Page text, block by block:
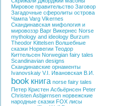
Мировое правительство Заговор
Загадочные сферолиты острова
Чампа Varg Vikernes
Скандинавская мифология и
мировоззр Варг Викернес Norse
mythology and ideology Burzum
Theodor Kittelsen Волшебные
сказки Норвегии Теодор
Киттельсен Norwegian fairy tales
Scandinavian designs
Скандинавские орнаменты
Ivanovskaiy V.I.
Ивановская В.И.
book книга norse fairy tales
Петер Кристен Асбьёрнсен Peter
Christen Asbjørnsen норвежские
народные сказки FOX лисы